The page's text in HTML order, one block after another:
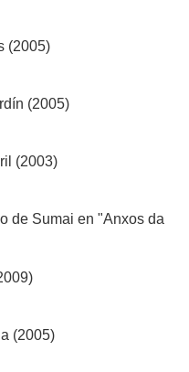
(2005)
(2005)
(2003)
de Sumai en "Anxos da
(2005)